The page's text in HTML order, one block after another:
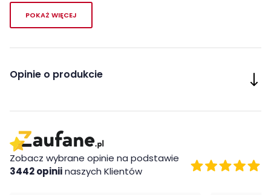
Do łóżka można zamontować dodatkowo dwie szuflady. Łóżko
Story(link do produktu: kliknij tutaj)
Cechy charakterystyczne
- dodatkowe miejsce na przechowanie rzeczy w pokoju
dziecięco-młodzieżowym
- Płyta meblowa
Montaż
Szuflada na pościel Story firmy Lenart jest oryginalnie
POKAŻ WIĘCEJ
Opinie o produkcie
Zobacz wybrane opinie na podstawie
3442 opiniinaszych Klientów